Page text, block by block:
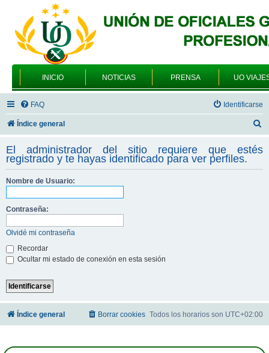
INICIO NOTICIAS PRENSA UO
FAQ Identificarse
Índice general
s
c
El administrador del sitio requiere que estés
registrado y te hayas identificado para ver perfiles.
Nombre de Usuario:
Contraseña:
Olvidé mi contraseña
Recordar
Ocultar mi estado de conexión en esta sesión
Índice general Todos los horarios son UTC+02:00
Borrar cookies